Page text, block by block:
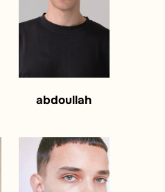
abdoullah